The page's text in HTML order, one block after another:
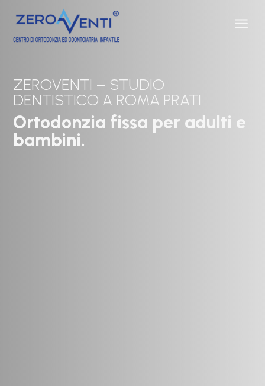
a
ZEROVENTI – STUDIO
DENTISTICO A ROMA PRATI
Ortodonzia fissa per adulti e
bambini.